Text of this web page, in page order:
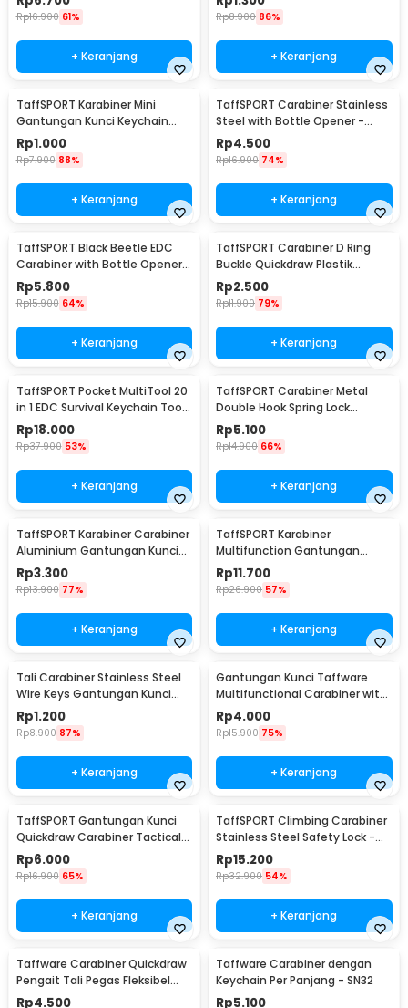
- AT12
Rp16.900 61%
+ Keranjang
Rp8.900 86%
+ Keranjang
TaffSPORT Karabiner Mini
Gantungan Kunci Keychain
Hanging Buckle - AT10
Rp1.000
Rp7.900 88%
+ Keranjang
TaffSPORT Carabiner Stainless
Steel with Bottle Opener -
ED25
Rp4.500
Rp16.900 74%
+ Keranjang
TaffSPORT Black Beetle EDC
Carabiner with Bottle Opener -
ED11
Rp5.800
Rp15.900 64%
+ Keranjang
TaffSPORT Carabiner D Ring
Buckle Quickdraw Plastik
Tactical Outdoor - AT35
Rp2.500
Rp11.900 79%
+ Keranjang
TaffSPORT Pocket MultiTool 20
in 1 EDC Survival Keychain Tool
- ED26
Rp18.000
Rp37.900 53%
+ Keranjang
TaffSPORT Carabiner Metal
Double Hook Spring Lock
Gantungan Kunci 50kg - AT17
Rp5.100
Rp14.900 66%
+ Keranjang
TaffSPORT Karabiner Carabiner
Aluminium Gantungan Kunci
EDC Outdoor 7.5cm - 698
Rp3.300
Rp13.900 77%
+ Keranjang
TaffSPORT Karabiner
Multifunction Gantungan
Kunci Stainless Steel - ED77
Rp11.700
Rp26.900 57%
+ Keranjang
Tali Carabiner Stainless Steel
Wire Keys Gantungan Kunci
Koper 1 PCS - 201380
Rp1.200
Rp8.900 87%
+ Keranjang
Gantungan Kunci Taffware
Multifunctional Carabiner with
Key Chain - SN31
Rp4.000
Rp15.900 75%
+ Keranjang
TaffSPORT Gantungan Kunci
Quickdraw Carabiner Tactical
Nylon Belt - SN74
Rp6.000
Rp16.900 65%
+ Keranjang
TaffSPORT Climbing Carabiner
Stainless Steel Safety Lock -
CE40
Rp15.200
Rp32.900 54%
+ Keranjang
Taffware Carabiner Quickdraw
Pengait Tali Pegas Fleksibel
Outdoor EDC - SN44
Rp4.500
Taffware Carabiner dengan
Keychain Per Panjang - SN32
Rp5.100